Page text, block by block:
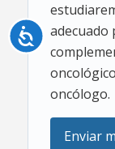
Accesibilidad
adecuado
oncólogo.
Enviar